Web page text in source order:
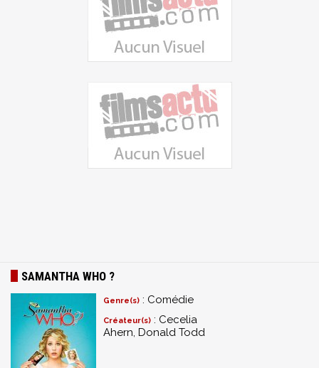
SAMANTHA WHO ?
Genre(s) : Comédie
Créateur(s) : Cecelia
Ahern, Donald Todd